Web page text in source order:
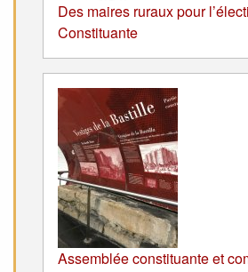
Des maires ruraux pour
Constituante
Assemblée constituante et